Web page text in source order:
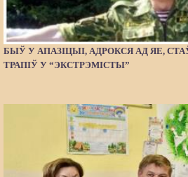
БЫЎ У АПАЗІЦЫІ, АДРОКСЯ АД ЯЕ,
ТРАПІЎ У “ЭКСТРЭМІСТЫ”